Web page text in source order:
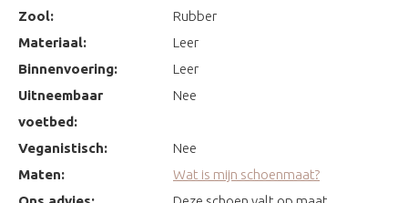
Zool:
Rubber
Materiaal:
Leer
Binnenvoering:
Leer
Uitneembaar
voetbed:
Nee
Veganistisch:
Nee
Maten:
Wat is mijn schoenmaat?